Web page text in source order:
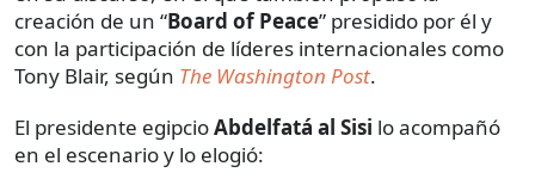
creación de un “Board of Peace” presidido por él y
con la participación de líderes internacionales como
Tony Blair, según The Washington Post.
El presidente egipcioAbdelfatá al Sisi lo acompañó
en el escenario y lo elogió: